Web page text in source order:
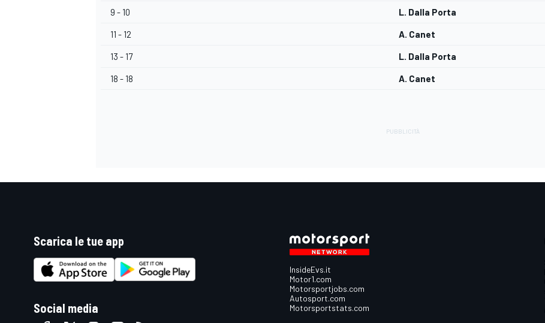
MONOMARCA
9 - 10 L. Dalla Porta
11 - 12 A. Canet
13 - 17 L. Dalla Porta
18 - 18 A. Canet
Scarica le tue app
Social media
InsideEvs.it
Motor1.com
Motorsportjobs.com
Autosport.com
Motorsportstats.com